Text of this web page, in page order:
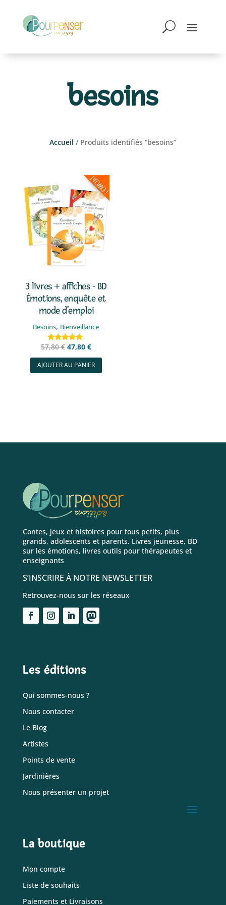
besoins
Accueil / Produits identifiés “besoins”
3 livres + affiches - BD
Émotions, enquête et
mode d’emploi
Besoins, Bienveillance
Note
sur 5
57,80€ Le
prix
initial
47,80 €Le
prix
actuel
AJOUTER AU PANIER
Contes, jeux et histoires pour tous petits, plus
grands, adolescents et parents. Livres jeunesse, BD
sur les émotions, livres outils pour thérapeutes et
enseignants
S’INSCRIRE À NOTRE NEWSLETTER
Retrouvez-nous sur les réseaux
Les éditions
Qui sommes-nous ?
Nous contacter
Le Blog
Artistes
Points de vente
Jardinières
Nous présenter un projet
La boutique
Mon compte
Liste de souhaits
Paiements et Livraisons